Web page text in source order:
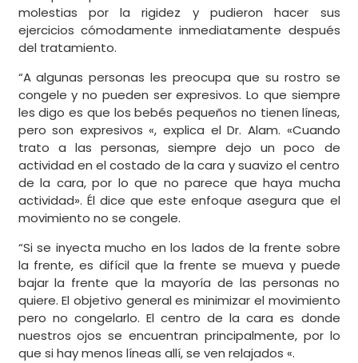
molestias por la rigidez y pudieron hacer sus
ejercicios cómodamente inmediatamente después
del tratamiento.
“A algunas personas les preocupa que su rostro se
congele y no pueden ser expresivos. Lo que siempre
les digo es que los bebés pequeños no tienen líneas,
pero son expresivos «, explica el Dr. Alam. «Cuando
trato a las personas, siempre dejo un poco de
actividad en el costado de la cara y suavizo el centro
de la cara, por lo que no parece que haya mucha
actividad». Él dice que este enfoque asegura que el
movimiento no se congele.
“Si se inyecta mucho en los lados de la frente sobre
la frente, es difícil que la frente se mueva y puede
bajar la frente que la mayoría de las personas no
quiere. El objetivo general es minimizar el movimiento
pero no congelarlo. El centro de la cara es donde
nuestros ojos se encuentran principalmente, por lo
que si hay menos líneas allí, se ven relajados «.